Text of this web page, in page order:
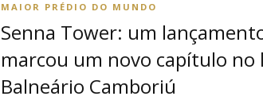
MAIOR PRÉDIO DO MUNDO
Senna Tower: um
marcou um novo capítulo no
Balneário Camboriú